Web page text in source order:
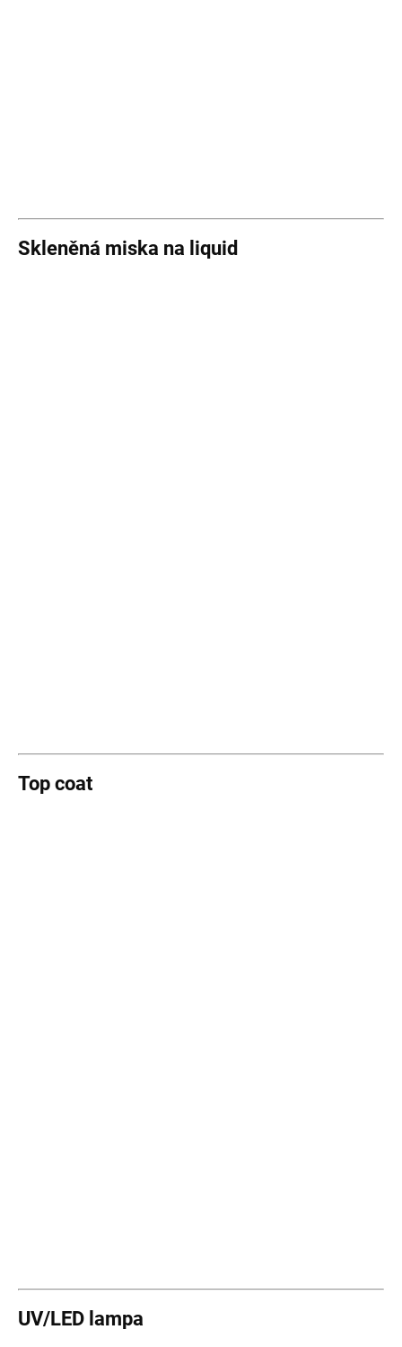
Skleněná miska na liquid
Top coat
UV/LED lampa